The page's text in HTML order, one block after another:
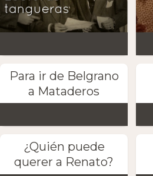
Para ir de Belgrano
a Mataderos
¿Quién puede
querer a Renato?